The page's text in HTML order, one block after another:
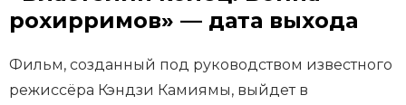
рохирримов» — дата выхода
Фильм, созданный под руководством известного
режиссёра Кэндзи Камиямы, выйдет в